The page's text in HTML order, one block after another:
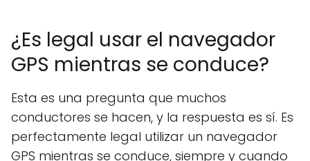
¿Es legal usar el navegador
GPS mientras se conduce?
Esta es una pregunta que muchos
conductores se hacen, y la respuesta es sí. Es
perfectamente legal utilizar un navegador
GPS mientras se conduce, siempre y cuando